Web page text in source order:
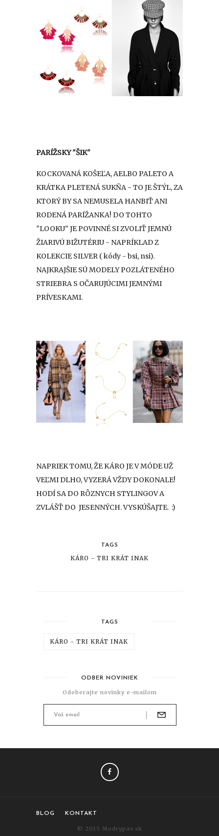
PARÍŽSKY "ŠIK"
KOCKOVANÁ KOŠEĽA, AELBO PALETO A
KRÁTKA PLETENÁ SUKŇA - TO JE ŠTÝL, ZA
KTORÝ BY SA NEMUSELA HANBIŤ ANI
RODENÁ PARÍŽANKA! DO TOHTO
"LOOKU" JE POVINNÉ SI ZVOLIŤ JEMNÚ
ŽIARIVÚ BIŽUTÉRIU - NAPRÍKLAD Z
KOLEKCIE SILVER ( kódy - bsi, nsi).
NAJKRAJŠIE SÚ MODELY POZLÁTENÉHO
STRIEBRA S OČARUJÚCIMI JEMNÝMI
PRÍVESKAMI.
NAPRIEK TOMU, ŽE KÁRO JE V MÓDE UŽ
VEĽMI DLHO, VYZERÁ VŽDY DOKONALE!
HODÍ SA DO RÔZNYCH STYLINGOV A
ZVLÁŠŤ DO JESENNÝCH. VYSKÚŠAJTE. :)
TAGS
KÁRO - TRI KRÁT INAK
TAGS
KÁRO - TRI KRÁT INAK
ODBER NOVINIEK
Odoberajte novinky e-mailom
BLOG KONTAKT
© 2015 Modrypav.sk